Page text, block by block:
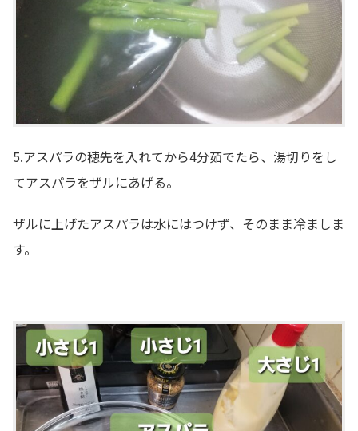
5.アスパラの穂先を入れてから4分茹でたら、湯切りをし
てアスパラをザルにあげる。
ザルに上げたアスパラは水にはつけず、そのまま冷ましま
す。